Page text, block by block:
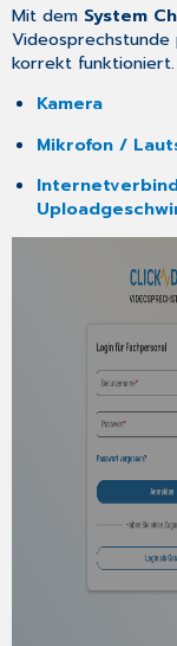
Check?
Kamera-
Check
Mikrofon-
Mit dem System
korrekt
Kamera
Mikrofon /